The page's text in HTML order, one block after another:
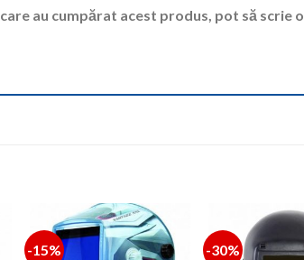
au cumpărat acest produs, pot să scrie o
-15% -30%